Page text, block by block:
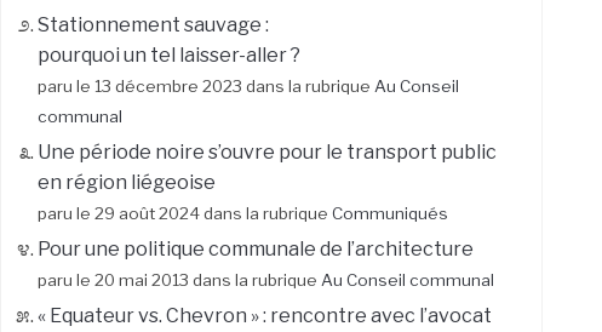
Stationnement sauvage :
pourquoi un tel laisser-aller ?
paru le 13 décembre 2023 dans la rubrique Au Conseil
communal
Une période noire s’ouvre pour le transport public
en région liégeoise
paru le 29 août 2024 dans la rubrique Communiqués
Pour une politique communale de l’architecture
paru le 20 mai 2013 dans la rubrique Au Conseil communal
« Equateur vs. Chevron » : rencontre avec l’avocat